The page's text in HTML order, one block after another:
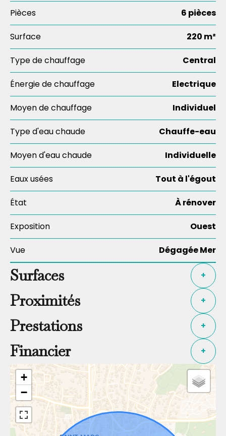
Pièces 6 pièces
Surface 220 m²
Type de chauffage Central
Énergie de chauffage Electrique
Moyen de chauffage Individuel
Type d'eau chaude Chauffe-eau
Moyen d'eau chaude Individuelle
Eaux usées Tout à l'égout
État À rénover
Exposition Ouest
Vue Dégagée Mer
Surfaces +
Proximités +
Prestations +
Financier +
+
−